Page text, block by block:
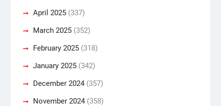
April 2025(337)
March 2025(352)
February 2025(318)
January 2025(342)
December 2024(357)
November 2024(358)